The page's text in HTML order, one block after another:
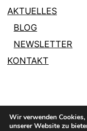
AKTUELLES
BLOG
NEWSLETTER
KONTAKT
Wir verwenden
unserer Website zu